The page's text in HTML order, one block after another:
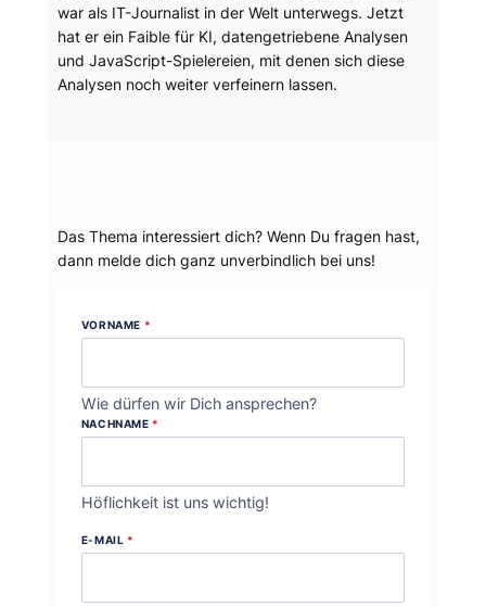
war als IT-Journalist in der Welt unterwegs. Jetzt
hat er ein Faible für KI, datengetriebene Analysen
und JavaScript-Spielereien, mit denen sich diese
Analysen noch weiter verfeinern lassen.
Das Thema interessiert dich? Wenn Du fragen hast,
dann melde dich ganz unverbindlich bei uns!
VORNAME *
Wie dürfen wir Dich ansprechen?
NACHNAME *
Höflichkeit ist uns wichtig!
E-MAIL *